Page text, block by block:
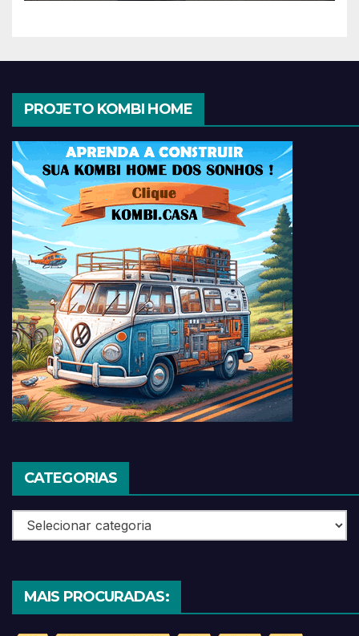
PROJETO KOMBI HOME
CATEGORIAS
Categorias
MAIS PROCURADAS: